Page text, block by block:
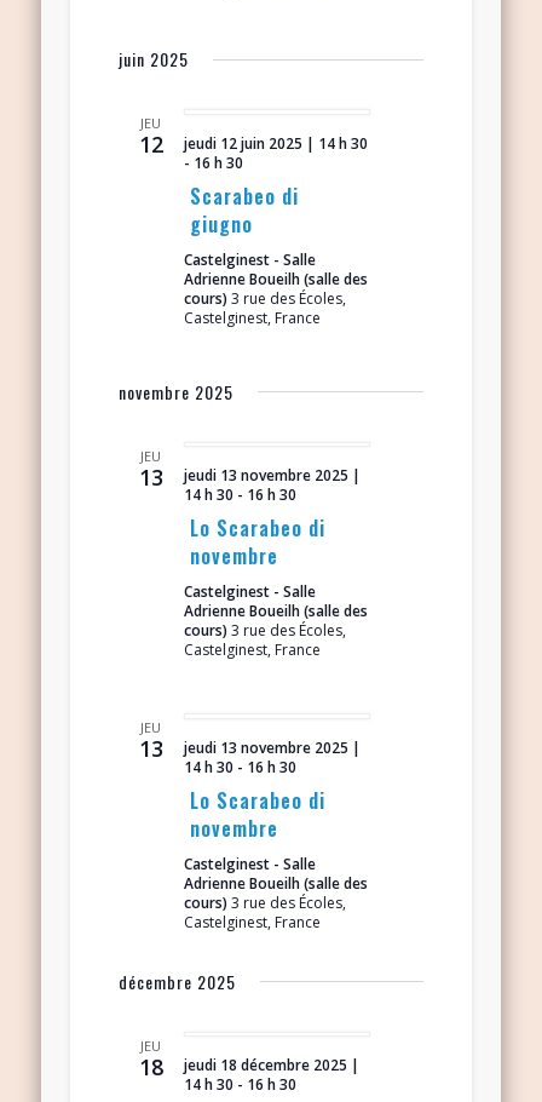
juin 2025
JEU
12
jeudi 12 juin 2025 | 14 h 30
- 16 h 30
Scarabeo di
giugno
Castelginest - Salle
Adrienne Boueilh (salle des
cours) 3 rue des Écoles,
Castelginest, France
novembre 2025
JEU
13
jeudi 13 novembre 2025 |
14 h 30 - 16 h 30
Lo Scarabeo di
novembre
Castelginest - Salle
Adrienne Boueilh (salle des
cours) 3 rue des Écoles,
Castelginest, France
JEU
13
jeudi 13 novembre 2025 |
14 h 30 - 16 h 30
Lo Scarabeo di
novembre
Castelginest - Salle
Adrienne Boueilh (salle des
cours) 3 rue des Écoles,
Castelginest, France
décembre 2025
JEU
18
jeudi 18 décembre 2025 |
14 h 30 - 16 h 30